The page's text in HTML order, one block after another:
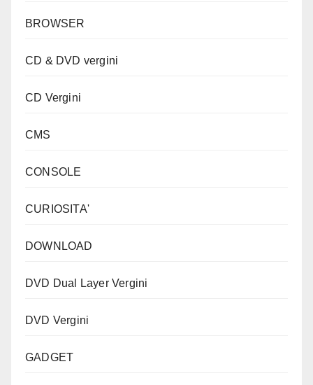
BROWSER
CD & DVD vergini
CD Vergini
CMS
CONSOLE
CURIOSITA'
DOWNLOAD
DVD Dual Layer Vergini
DVD Vergini
GADGET